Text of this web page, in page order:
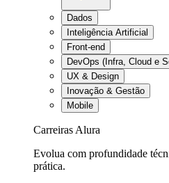
Dados
Inteligência Artificial
Front-end
DevOps (Infra, Cloud e
UX & Design
Inovação & Gestão
Mobile
Carreiras Alura
Evolua com profundidade
prática.